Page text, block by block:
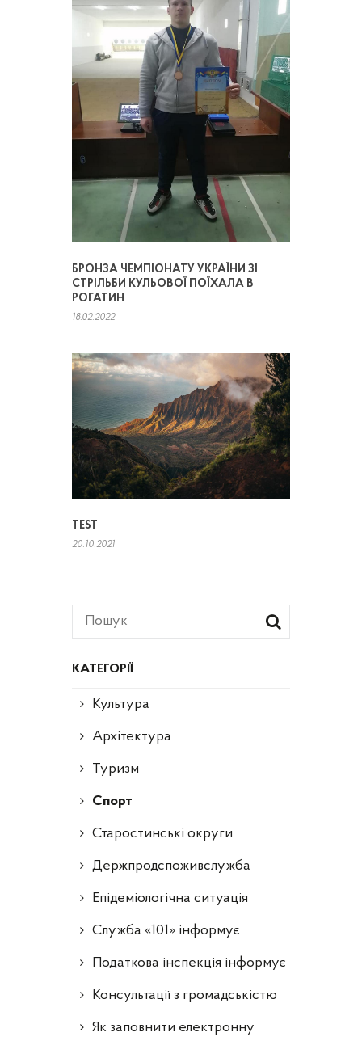
КАТЕГОРІЇ
Культура
Архітектура
Туризм
Спорт
Старостинські округи
Держпродспоживслужба
Епідеміологічна ситуація
Служба «101» інформує
Податкова інспекція інформує
Консультації з громадськістю
Як заповнити електронну
БРОНЗА ЧЕМПІОНАТУ УКРАЇНИ ЗІ
СТРІЛЬБИ КУЛЬОВОЇ ПОЇХАЛА В
РОГАТИН
18.02.2022
TEST
20.10.2021